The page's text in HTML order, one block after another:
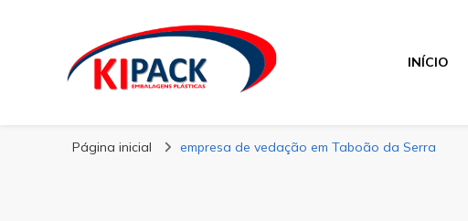
Kipack
INÍCIO
Página inicial empresa de vedação em Taboão da Serra